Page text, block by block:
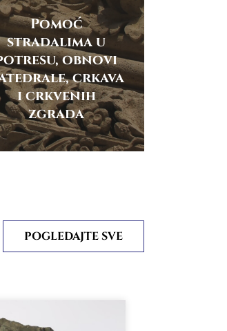
Pomoć
stradalima u
obnovi
crkava
i crkvenih
zgrada
POGLEDAJTE SVE